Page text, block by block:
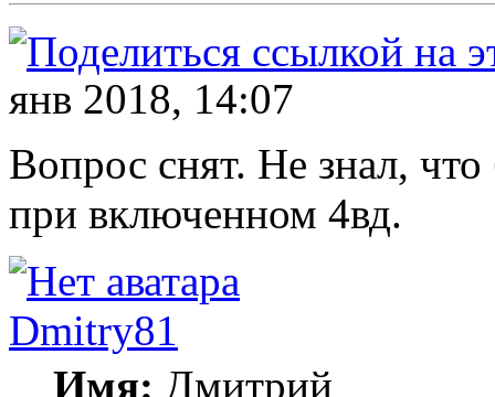
янв 2018, 14:07
Вопрос снят. Не знал, что
при включенном 4вд.
Dmitry81
Имя: Дмитрий